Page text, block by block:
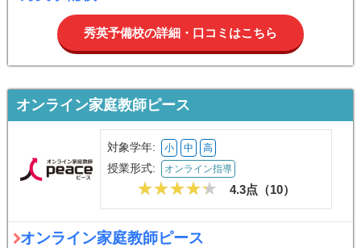
秀英予備校の詳細・口コミはこちら
オンライン家庭教師ピース
対象学年: 小 中 高
授業形式: オンライン指導
4.3点（10）
オンライン家庭教師ピース